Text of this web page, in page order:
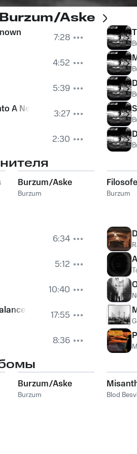
Burzum/Aske
7:28
4:52
5:39
A New God3:27
2:30
Burzum/Aske
Burzum Burzum
6:34
5:12
10:40
Existence
17:55
8:36
Burzum/Aske
Burzum Blod